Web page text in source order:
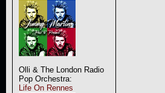
Olli & The London Radio
Pop Orchestra:
Life On Rennes